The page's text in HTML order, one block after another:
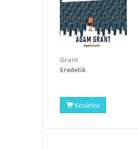
Grant
​Eredetik
Kosárba